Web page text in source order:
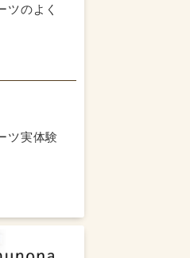
ツのよく
ツ実体験